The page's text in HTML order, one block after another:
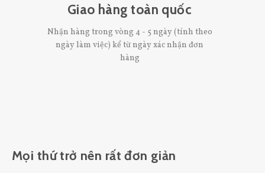
Giao hàng toàn quốc
Nhận hàng trong vòng 4 - 5 ngày (tính theo
ngày làm việc) kể từ ngày xác nhận đơn
hàng
Mọi thứ trở nên rất đơn giản